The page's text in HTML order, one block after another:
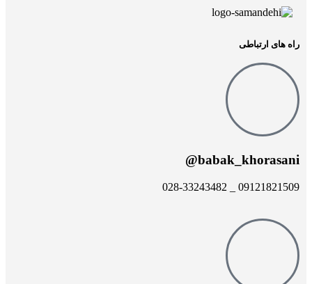
راه های ارتباطی
babak_khorasani@
09121821509 _ 028-33243482